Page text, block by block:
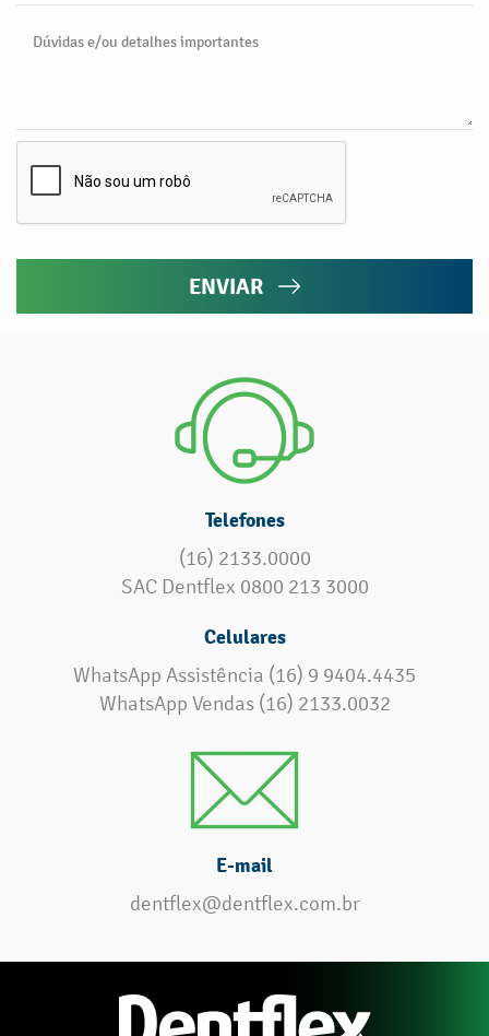
Dúvidas e/ou detalhes importantes
ENVIAR
Telefones
(16) 2133.0000
SAC Dentflex 0800 213 3000
Celulares
WhatsApp Assistência (16) 9 9404.4435
WhatsApp Vendas (16) 2133.0032
E-mail
dentflex@dentflex.com.br